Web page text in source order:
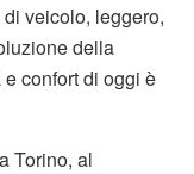
veicolo, leggero,
della
confort di oggi è
Torino, al